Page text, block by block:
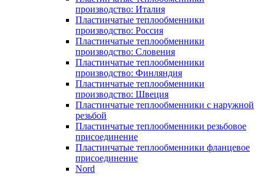
производство: Италия
Пластинчатые теплообменники
производство: Россия
Пластинчатые теплообменники
производство: Словения
Пластинчатые теплообменники
производство: Финляндия
Пластинчатые теплообменники
производство: Швеция
Пластинчатые теплообменники с наружной
резьбой
Пластинчатые теплообменники резьбовое
присоединение
Пластинчатые теплообменники фланцевое
присоединение
Nord